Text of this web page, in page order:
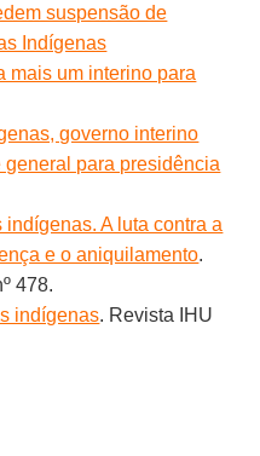
suspensão de
Indígenas
mais um interino para
governo interino
para presidência
A luta contra a
e o aniquilamento.
478.
indígenas. Revista IHU